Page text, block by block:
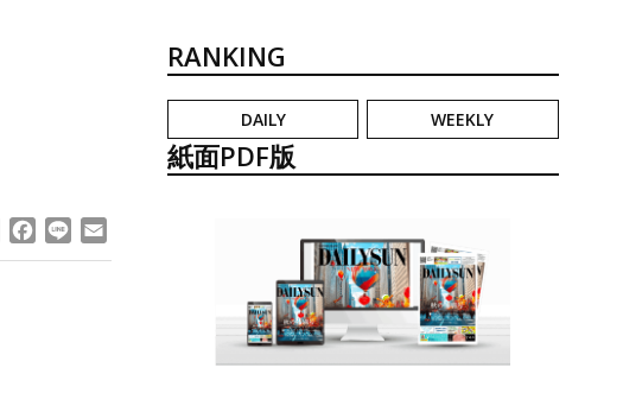
Facebook
Line
RANKING
DAILY WEEKLY
紙面PDF版